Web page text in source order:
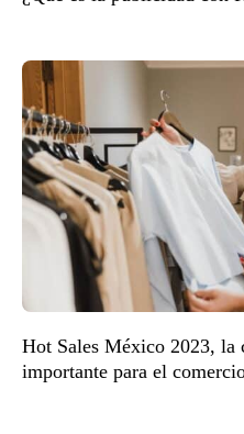
Hot Sales México 2023, la
importante para el